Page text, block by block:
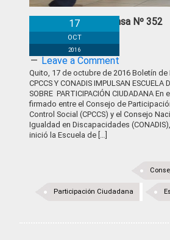
Boletín de Prensa Nº 352
17
OCT
2016
Leave a Comment
Quito, 17 de octubre de 2016 Boletín de
CPCCS Y CONADIS IMPULSAN ESCUELA
SOBRE PARTICIPACIÓN CIUDADANA
firmado entre el Consejo de
Control Social (CPCCS) y el Consejo
Igualdad en Discapacidades
inició la Escuela de […]
Participación Ciudadana